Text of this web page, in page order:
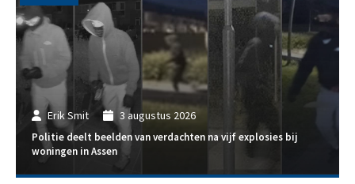
Erik Smit 3 augustus 2026
Politie deelt beelden van verdachten na vijf explosies bij
woningen in Assen